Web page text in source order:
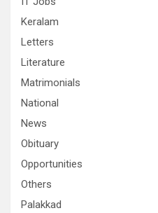
Keralam
Letters
Literature
Matrimonials
National
News
Obituary
Opportunities
Others
Palakkad